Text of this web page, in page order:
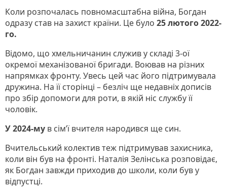
Коли розпочалась повномасштабна війна, Богдан
одразу став на захист країни. Це було 25 лютого 2022-
го.
Відомо, що хмельничанин служив у складі 3-ої
окремої механізованої бригади. Воював на різних
напрямках фронту. Увесь цей час його підтримувала
дружина. На її сторінці – безліч ще недавніх дописів
про збір допомоги для роти, в якій ніс службу її
чоловік.
У 2024-му в сім’ї вчителя народився ще син.
Вчительський колектив теж підтримував захисника,
коли він був на фронті. Наталія Зелінська розповідає,
як Богдан завжди приходив до школи, коли був у
відпустці.